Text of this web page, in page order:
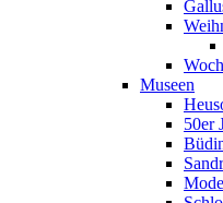
Museen
50er